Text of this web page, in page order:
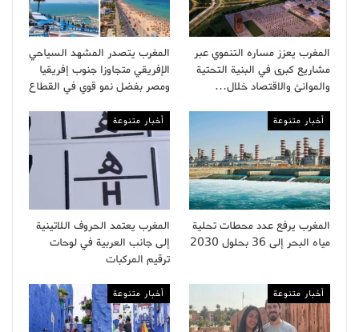
المغرب يعزز مساره التنموي عبر
مشاريع كبرى في البنية التحتية
والموانئ والاقتصاد خلال…
المغرب يتصدر المشهد السياحي
الإفريقي متجاوزا جنوب إفريقيا
ومصر بفضل نمو قوي في القطاع
أخبار متنوعة
المغرب يرفع عدد محطات تحلية
مياه البحر إلى 36 بحلول 2030
أخبار متنوعة
المغرب يعتمد الحروف اللاتينية
إلى جانب العربية في لوحات
ترقيم المركبات
أخبار متنوعة أخبار متنوعة